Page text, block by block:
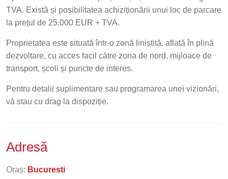
TVA. Există și posibilitatea achiziționării unui loc de parcare
la prețul de 25.000 EUR + TVA.
Proprietatea este situată într-o zonă liniștită, aflată în plină
dezvoltare, cu acces facil către zona de nord, mijloace de
transport, școli și puncte de interes.
Pentru detalii suplimentare sau programarea unei vizionări,
vă stau cu drag la dispoziție.
Adresă
Oraș: Bucuresti